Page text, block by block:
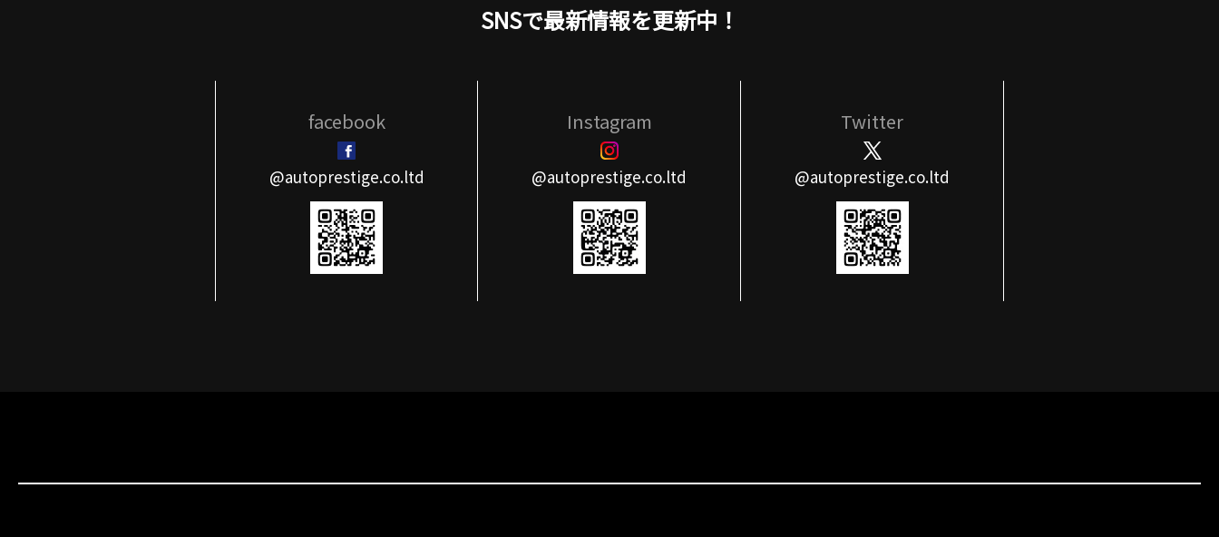
SNSで最新情報を更新中！
facebook
@autoprestige.co.ltd
Instagram
@autoprestige.co.ltd
Twitter
@autoprestige.co.ltd